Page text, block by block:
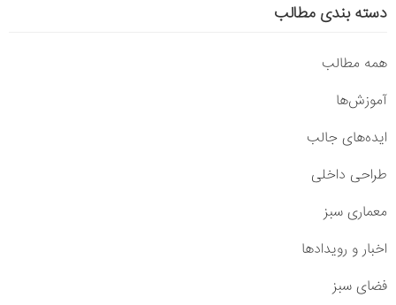
دسته بندی مطالب
همه مطالب
آموزش‌ها
ایده‌های جالب
طراحی داخلی
معماری سبز
اخبار و رویدادها
فضای سبز